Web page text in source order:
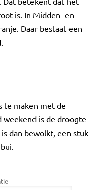
is. In Midden- en
Daar bestaat een
te maken met de
weekend is de droogte
dan bewolkt, een stuk